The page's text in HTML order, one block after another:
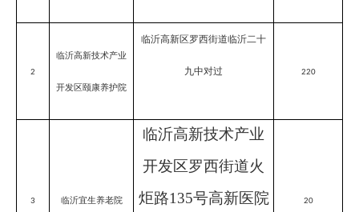
2
临沂高新技术产业
开发区颐康养护院
临沂高新区罗西街道临沂二十
九中对过 220
3 临沂宜生养老院
临沂高新技术产业
开发区罗西街道火
炬路135号高新医院
20